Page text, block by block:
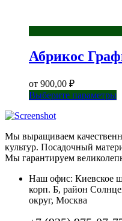
Абрикос
от 900,00 ₽
Выберите параметры
Мы выращиваем
культур. Посадочный
Мы гарантируем
Наш офис: Киевское
корп. Б, район
округ, Москва